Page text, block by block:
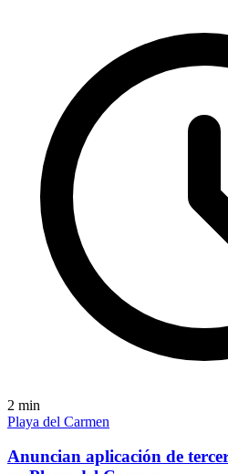
2 min
Playa del Carmen
Anuncian aplicación de